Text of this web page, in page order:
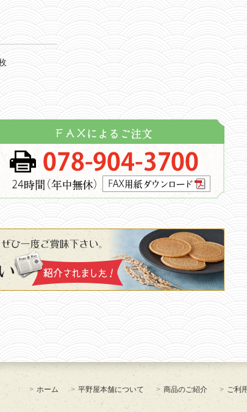
ホーム 平野屋本舗について 商品のご紹介 ご利